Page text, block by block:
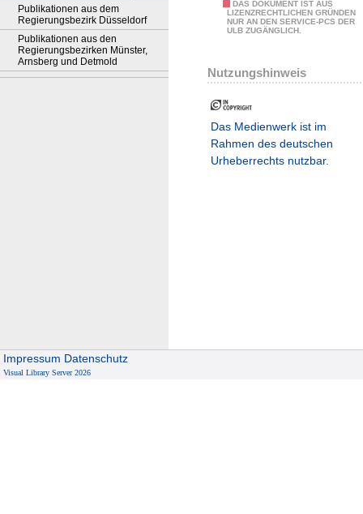
Publikationen aus dem
Regierungsbezirk Düsseldorf
Publikationen aus den
Regierungsbezirken Münster,
Arnsberg und Detmold
DAS DOKUMENT IST AUS
LIZENZRECHTLICHEN GRÜNDEN
NUR AN DEN SERVICE-PCS DER
ULB ZUGÄNGLICH.
Nutzungshinweis
Das Medienwerk ist im
Rahmen des deutschen
Urheberrechts nutzbar.
Impressum Datenschutz
Visual Library Server 2026